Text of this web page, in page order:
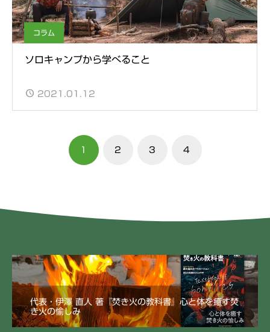
コラム
ソロキャンプから学べること
2021.01.12
1 2 3 4
代表・伊澤 直人 著『焚き火の教科書』心と体を癒す焚
き火の愉しみ